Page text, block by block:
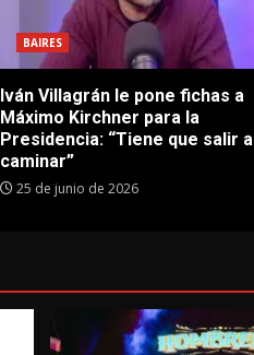
BAIRES
Iván Villagrán le pone fichas a
Máximo Kirchner para la
Presidencia: “Tiene que salir a
caminar”
25 de junio de 2026